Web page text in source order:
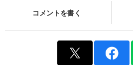
コメントを書く